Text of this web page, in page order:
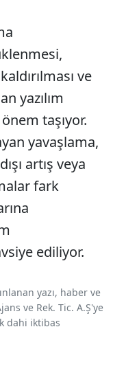
ve
yazılım
taşıyor.
yavaşlama,
artış veya
fark
ediliyor.
yazı, haber ve
ve Rek. Tic. A.Ş'ye
dahi iktibas